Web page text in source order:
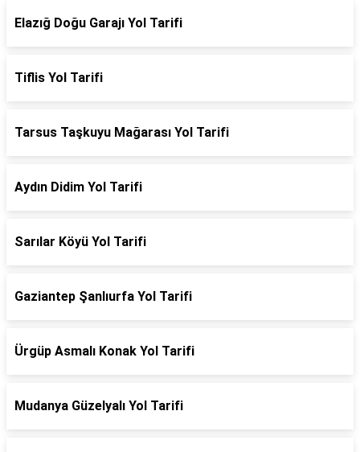
Elazığ Doğu Garajı Yol Tarifi
Tiflis Yol Tarifi
Tarsus Taşkuyu Mağarası Yol Tarifi
Aydın Didim Yol Tarifi
Sarılar Köyü Yol Tarifi
Gaziantep Şanlıurfa Yol Tarifi
Ürgüp Asmalı Konak Yol Tarifi
Mudanya Güzelyalı Yol Tarifi